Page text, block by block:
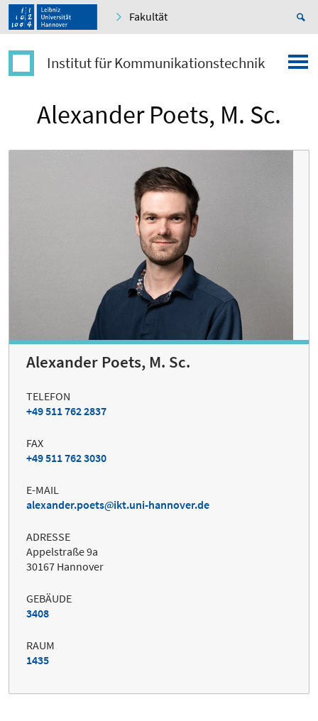
Fakultät
Institut für Kommunikationstechnik
Alexander Poets, M. Sc.
Alexander Poets, M. Sc.
TELEFON
+49 511 762 2837
FAX
+49 511 762 3030
E-MAIL
alexander.poets
ikt.uni-hannover.de
ADRESSE
Appelstraße 9a
30167 Hannover
GEBÄUDE
3408
RAUM
1435